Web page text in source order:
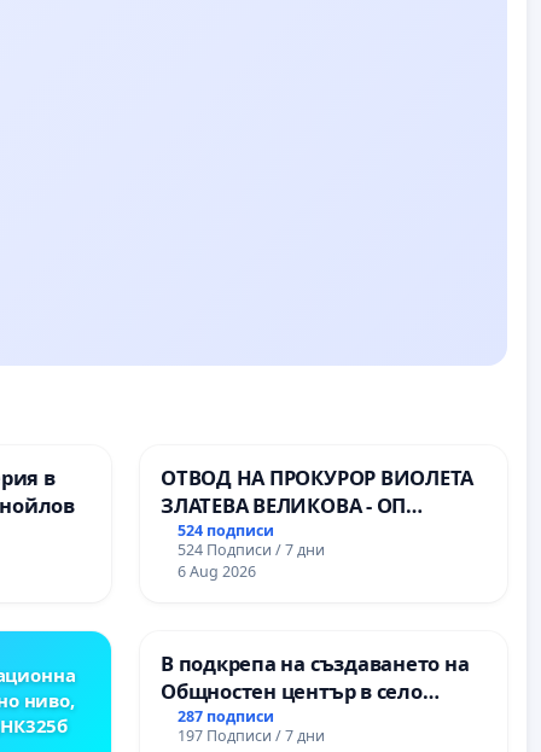
в
ОТВОД НА ПРОКУРОР ВИОЛЕТА
ЗЛАТЕВА ВЕЛИКОВА - ОП
ДОБРИЧ
524 подписи
524 Подписи / 7 дни
6 Aug 2026
ниво,
В подкрепа на създаването на
Общностен център в село
Църква
287 подписи
197 Подписи / 7 дни